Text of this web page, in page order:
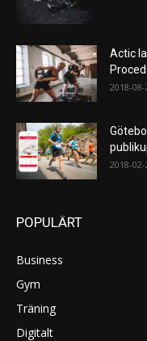
Actic
2018-
2018-02-
POPULÄRT
Business
Gym
Träning
Digitalt